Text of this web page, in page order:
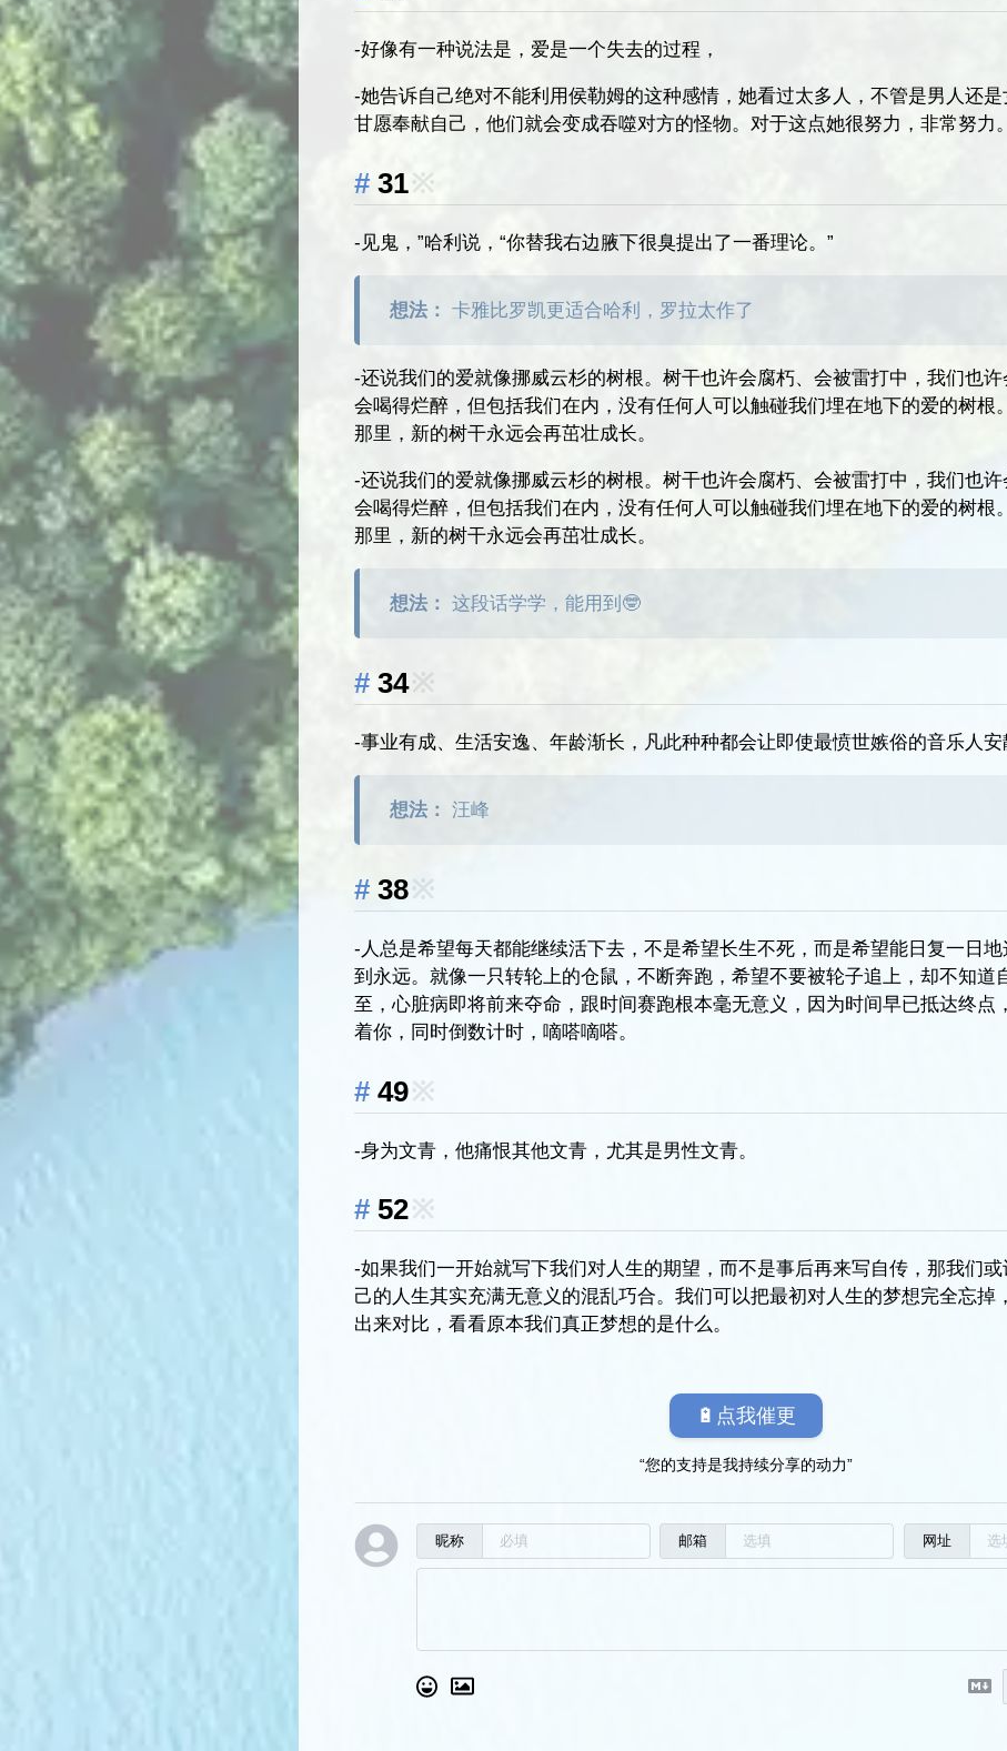
-好像有一种说法是，爱是一个失去的过程，
-她告诉自己绝对不能利用侯勒姆的这种感情，她看过太多人，不管是男人还
甘愿奉献自己，他们就会变成吞噬对方的怪物。对于这点她很努力，非常努力。
31※
-见鬼，”哈利说，“你替我右边腋下很臭提出了一番理论。”
想法： 卡雅比罗凯更适合哈利，罗拉太作了
-还说我们的爱就像挪威云杉的树根。树干也许会腐朽、会被雷打中，我们也
会喝得烂醉，但包括我们在内，没有任何人可以触碰我们埋在地下的爱的树根
那里，新的树干永远会再茁壮成长。
-还说我们的爱就像挪威云杉的树根。树干也许会腐朽、会被雷打中，我们也
会喝得烂醉，但包括我们在内，没有任何人可以触碰我们埋在地下的爱的树根
那里，新的树干永远会再茁壮成长。
想法： 这段话学学，能用到🤓
34 ※
-事业有成、生活安逸、年龄渐长，凡此种种都会让即使最愤世嫉俗的音乐人安
想法： 汪峰
38 ※
-人总是希望每天都能继续活下去，不是希望长生不死，而是希望能日复一日
到永远。就像一只转轮上的仓鼠，不断奔跑，希望不要被轮子追上，却不知道
至，心脏病即将前来夺命，跟时间赛跑根本毫无意义，因为时间早已抵达终点
着你，同时倒数计时，嘀嗒嘀嗒。
49
-身为文青，他痛恨其他文青，尤其是男性文青。
52 ※
-如果我们一开始就写下我们对人生的期望，而不是事后再来写自传，那我们
己的人生其实充满无意义的混乱巧合。我们可以把最初对人生的梦想完全忘掉
出来对比，看看原本我们真正梦想的是什么。
🔋点我催更
“您的支持是我持续分享的动力”
昵称 邮箱 网址